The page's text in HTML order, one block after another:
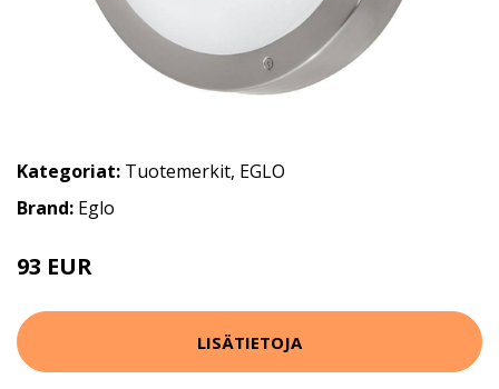
Kategoriat: Tuotemerkit, EGLO
Brand: Eglo
93 EUR
LISÄTIETOJA